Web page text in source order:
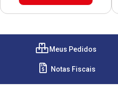
Meus Pedidos
Notas Fiscais